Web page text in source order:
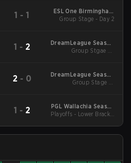
1 - 1
ESL One Birmingham
2026
Group Stage - Day 2
1 - 2
DreamLeague Season
28
Group Stgae 2 -
2 - 0
DreamLeague Season
28
Group Stage 1 -
1 - 2
PGL Wallachia Season
6 Main Tournament
Playoffs - Lower Bracket